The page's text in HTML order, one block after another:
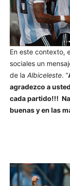
En este contexto,
sociales un
de la Albiceleste. “
agradezco a
cada partido!!!
buenas y en las